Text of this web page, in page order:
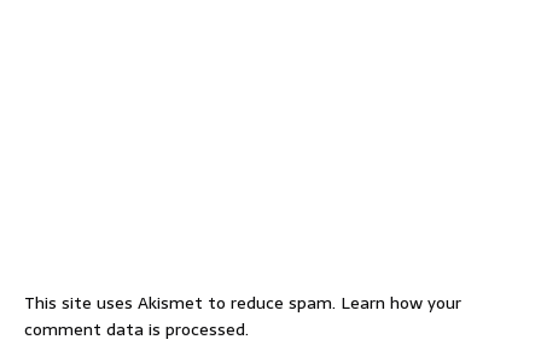
This site uses Akismet to reduce spam. Learn how your
comment data is processed.